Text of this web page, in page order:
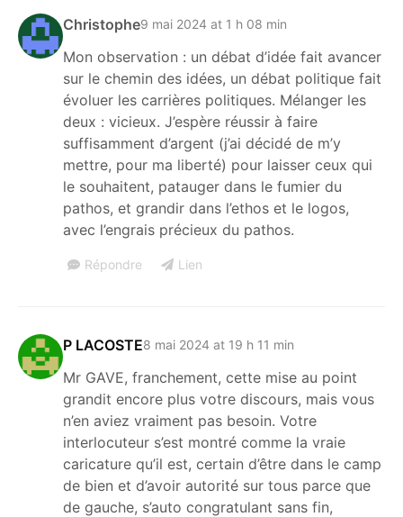
Christophe9 mai 2024 at 1 h 08 min
Mon observation : un débat d’idée fait avancer
sur le chemin des idées, un débat politique fait
évoluer les carrières politiques. Mélanger les
deux : vicieux. J’espère réussir à faire
suffisamment d’argent (j’ai décidé de m’y
mettre, pour ma liberté) pour laisser ceux qui
le souhaitent, patauger dans le fumier du
pathos, et grandir dans l’ethos et le logos,
avec l’engrais précieux du pathos.
Répondre Lien
P LACOSTE8 mai 2024 at 19 h 11 min
Mr GAVE, franchement, cette mise au point
grandit encore plus votre discours, mais vous
n’en aviez vraiment pas besoin. Votre
interlocuteur s’est montré comme la vraie
caricature qu’il est, certain d’être dans le camp
de bien et d’avoir autorité sur tous parce que
de gauche, s’auto congratulant sans fin,